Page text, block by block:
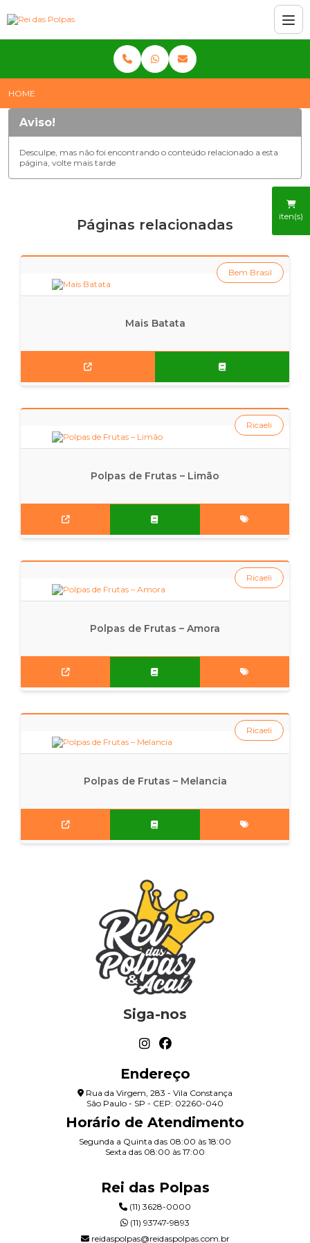
iten(s)
HOME
Aviso!
Desculpe, mas não foi encontrando o conteúdo relacionado a esta
página, volte mais tarde
Páginas relacionadas
Mais Batata
Bem Brasil
Polpas de Frutas – Limão
Ricaeli
Polpas de Frutas – Amora
Ricaeli
Polpas de Frutas – Melancia
Ricaeli
Siga-nos
Endereço
Rua da Virgem, 283 - Vila Constança
São Paulo - SP - CEP: 02260-040
Horário de Atendimento
Segunda a Quinta das 08:00 às 18:00
Sexta das 08:00 às 17:00
Rei das Polpas
(11) 3628-0000
(11) 93747-9893
reidaspolpas@reidaspolpas.com.br